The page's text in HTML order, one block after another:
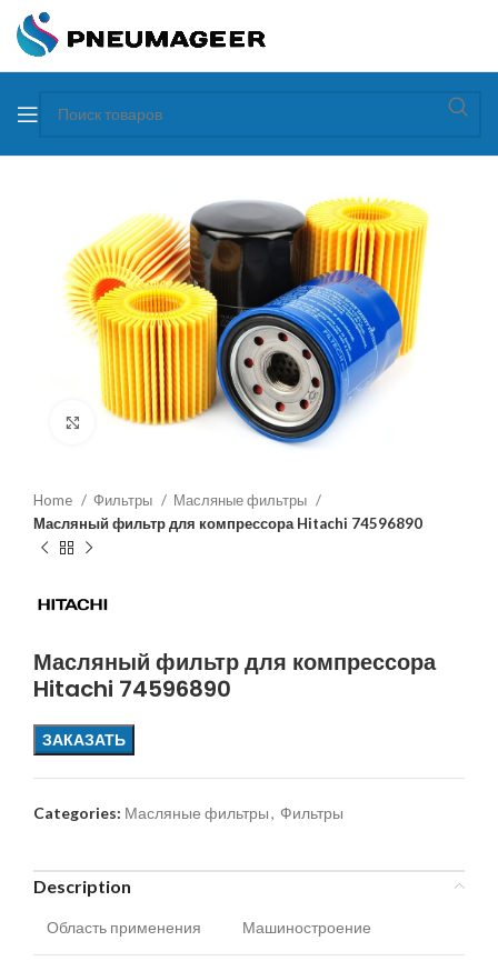
Увеличить
Home Фильтры
Масляные фильтры
Масляный фильтр для компрессора Hitachi 74596890
Масляный фильтр для компрессора
Hitachi 74596890
ЗАКАЗАТЬ
Categories: Масляные фильтры, Фильтры
Description
Область применения Машиностроение